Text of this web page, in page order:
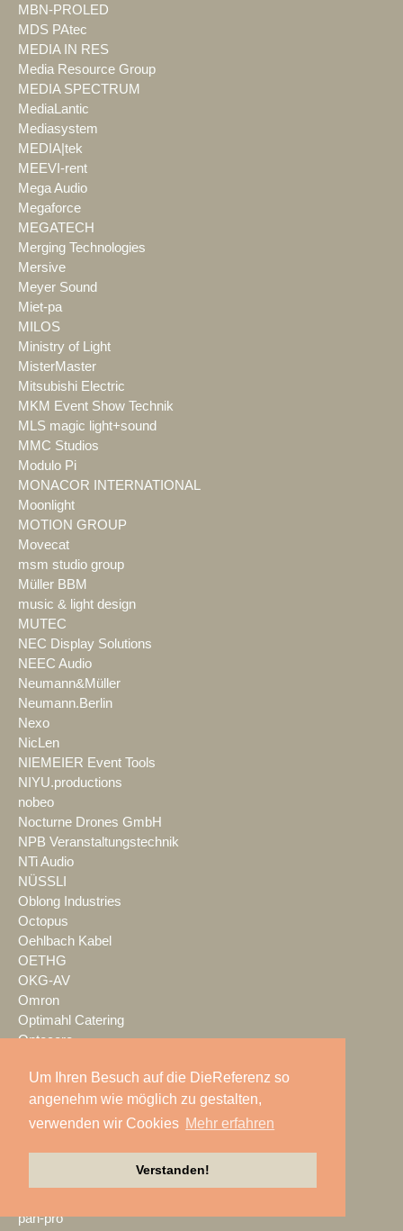
Um Ihren Besuch auf die DieReferenz so
angenehm wie möglich zu gestalten,
verwenden wir Cookies Mehr erfahren
Verstanden!
MBN-PROLED
MDS PAtec
MEDIA IN RES
Media Resource Group
MEDIA SPECTRUM
MediaLantic
Mediasystem
MEDIA|tek
MEEVI-rent
Mega Audio
Megaforce
MEGATECH
Merging Technologies
Mersive
Meyer Sound
Miet-pa
MILOS
Ministry of Light
MisterMaster
Mitsubishi Electric
MKM Event Show Technik
MLS magic light+sound
MMC Studios
Modulo Pi
MONACOR INTERNATIONAL
Moonlight
MOTION GROUP
Movecat
msm studio group
Müller BBM
music & light design
MUTEC
NEC Display Solutions
NEEC Audio
Neumann&Müller
Neumann.Berlin
Nexo
NicLen
NIEMEIER Event Tools
NIYU.productions
nobeo
Nocturne Drones GmbH
NPB Veranstaltungstechnik
NTi Audio
NÜSSLI
Oblong Industries
Octopus
Oehlbach Kabel
OETHG
OKG-AV
Omron
Optimahl Catering
Optocore
OS-VT
Otto Events
P2 Veranstaltungstechnik
pan-pro